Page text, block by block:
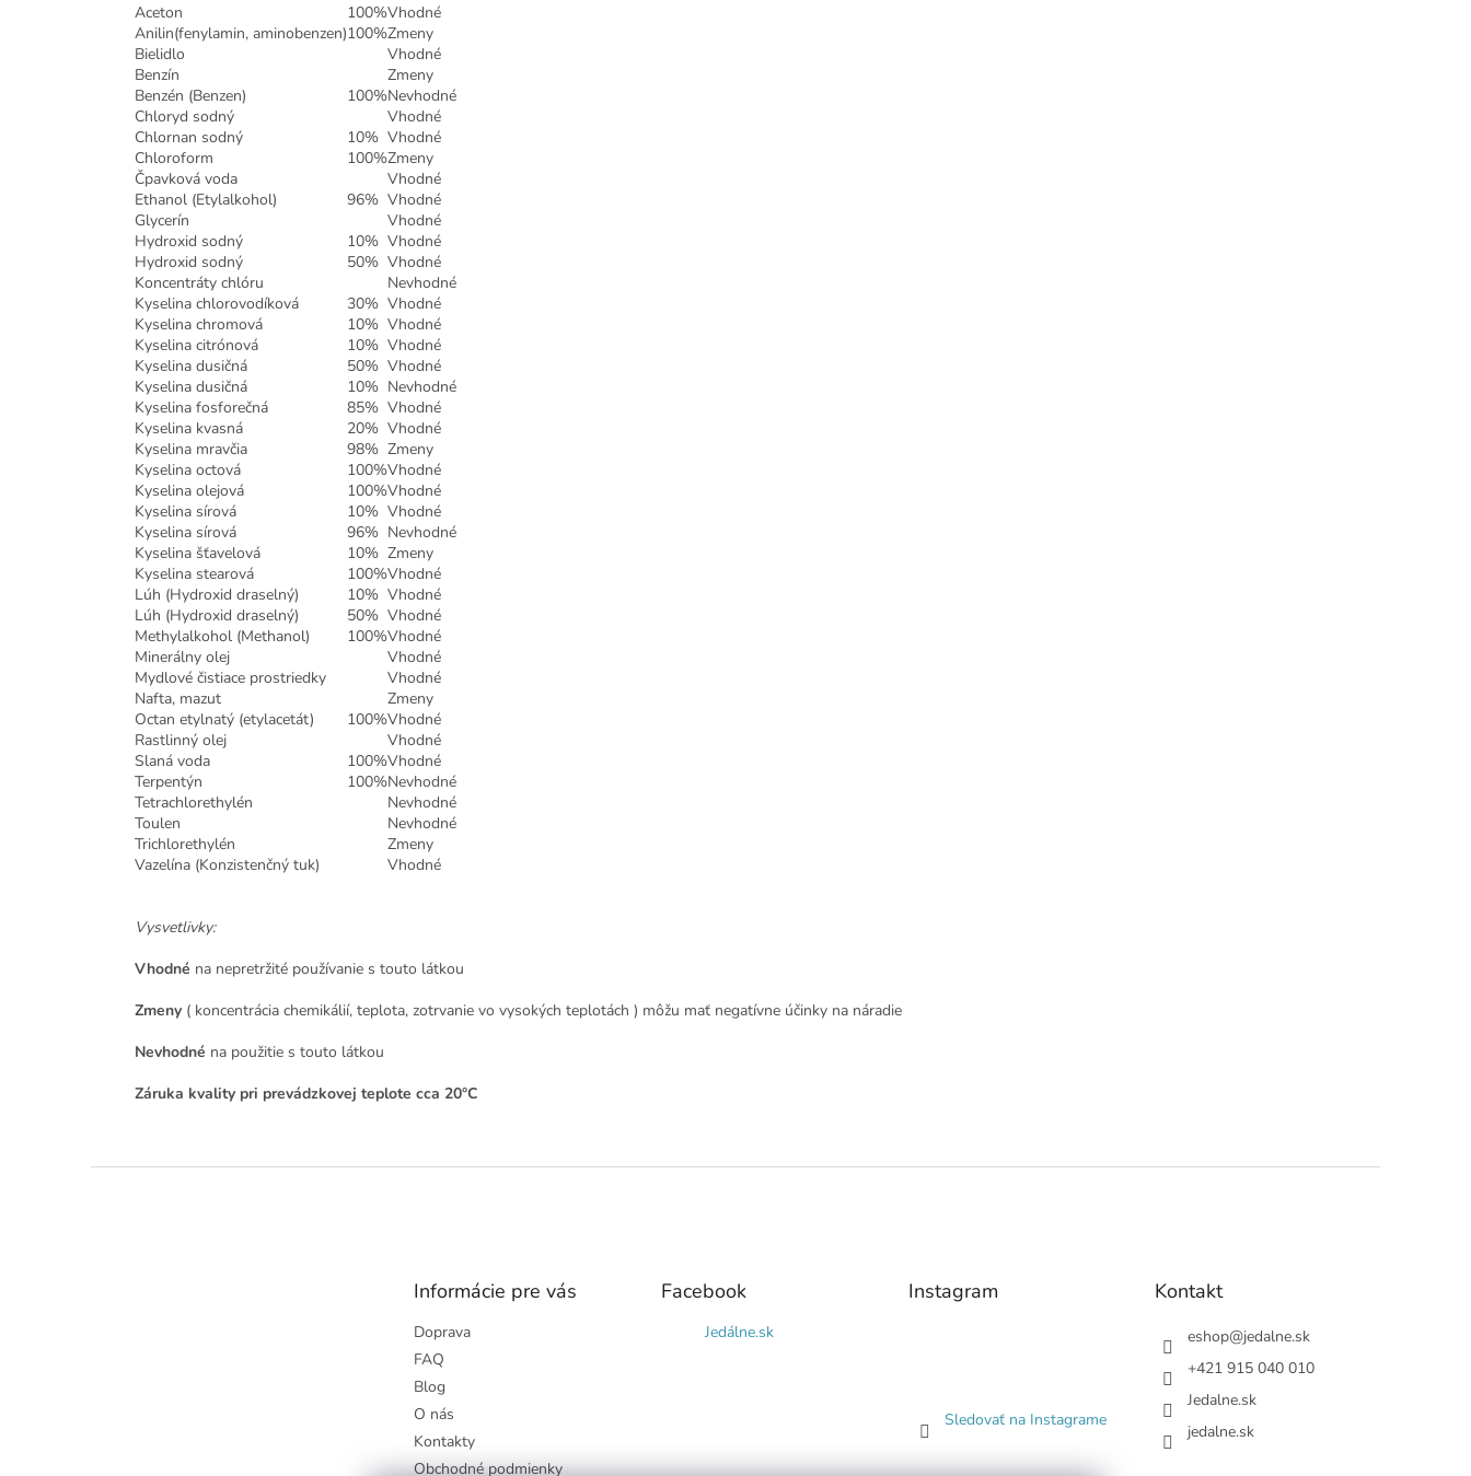
Aceton
100%Vhodné
Anilin(fenylamin, aminobenzen)100%Zmeny
Bielidlo
Vhodné
Benzín
Zmeny
Benzén (Benzen)
100%Nevhodné
Chloryd sodný
Vhodné
Chlornan sodný
10% Vhodné
Chloroform
100%Zmeny
Čpavková voda
Vhodné
Ethanol (Etylalkohol)
96% Vhodné
Glycerín
Vhodné
Hydroxid sodný
10% Vhodné
Hydroxid sodný
50% Vhodné
Koncentráty chlóru
Nevhodné
Kyselina chlorovodíková
30% Vhodné
Kyselina chromová
10% Vhodné
Kyselina citrónová
10% Vhodné
Kyselina dusičná
50% Vhodné
Kyselina dusičná
10% Nevhodné
Kyselina fosforečná
85% Vhodné
Kyselina kvasná
20% Vhodné
Kyselina mravčia
98% Zmeny
Kyselina octová
100%Vhodné
Kyselina olejová
100%Vhodné
Kyselina sírová
10% Vhodné
Kyselina sírová
96% Nevhodné
Kyselina šťavelová
10% Zmeny
Kyselina stearová
100%Vhodné
Lúh (Hydroxid draselný)
10% Vhodné
Lúh (Hydroxid draselný)
50% Vhodné
Methylalkohol (Methanol)
100%Vhodné
Minerálny olej
Vhodné
Mydlové čistiace prostriedky
Vhodné
Nafta, mazut
Zmeny
Octan etylnatý (etylacetát)
100%Vhodné
Rastlinný olej
Vhodné
Slaná voda
100%Vhodné
Terpentýn
100%Nevhodné
Tetrachlorethylén
Nevhodné
Toulen
Nevhodné
Trichlorethylén
Zmeny
Vazelína (Konzistenčný tuk)
Vhodné
Vysvetlivky:
Vhodné na nepretržité používanie s touto látkou
Zmeny ( koncentrácia chemikálií, teplota, zotrvanie vo vysokých teplotách ) môžu mať negatívne účinky na náradie
Nevhodné na použitie s touto látkou
Záruka kvality pri prevádzkovej teplote cca 20°C
Informácie pre vás
Doprava
FAQ
Blog
O nás
Kontakty
Obchodné podmienky
Facebook
Jedálne.sk
Instagram
Sledovať na Instagrame
Kontakt
eshop@jedalne.sk
+421 915 040 010
Jedalne.sk
jedalne.sk